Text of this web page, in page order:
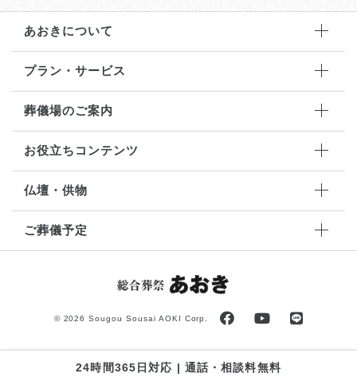
あおきについて
プラン・サービス
葬儀場のご案内
お役立ちコンテンツ
仏壇・供物
ご葬儀予定
© 2026 Sougou Sousai AOKI Corp.
24時間365日対応 | 通話・相談料無料